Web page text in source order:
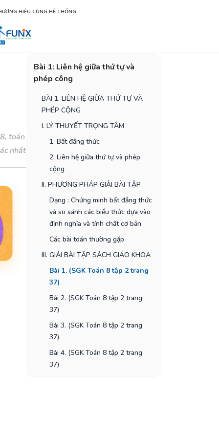
HIỆU CÙNG HỆ THỐNG:
toán
nhất
Bài 1: Liên hệ giữa thứ tự và
phép công
BÀI 1. LIÊN HỆ GIỮA THỨ TỰ VÀ
PHÉP CỘNG
I. LÝ THUYẾT TRỌNG TÂM
1. Bất đẳng thức
2. Liên hệ giữa thứ tự và phép
cộng
II. PHƯƠNG PHÁP GIẢI BÀI TẬP
Dạng : Chứng minh bất đẳng thức
và so sánh các biểu thức dựa vào
định nghĩa và tính chất cơ bản
Các bài toán thường gặp
III. GIẢI BÀI TẬP SÁCH GIÁO KHOA
Bài 1. (SGK Toán 8 tập 2 trang
37)
Bài 2. (SGK Toán 8 tập 2 trang
37)
Bài 3. (SGK Toán 8 tập 2 trang
37)
Bài 4. (SGK Toán 8 tập 2 trang
37)